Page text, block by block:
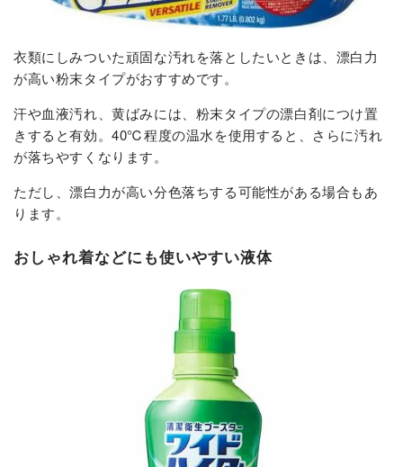
衣類にしみついた頑固な汚れを落としたいときは、漂白力
が高い粉末タイプがおすすめです。
汗や血液汚れ、黄ばみには、粉末タイプの漂白剤につけ置
きすると有効。40℃程度の温水を使用すると、さらに汚れ
が落ちやすくなります。
ただし、漂白力が高い分色落ちする可能性がある場合もあ
ります。
おしゃれ着などにも使いやすい液体